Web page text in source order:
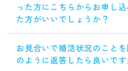
った方にこちらからお申し
た方がいいでしょうか？
お見合いで婚活状況のこと
のように返答したら良いです